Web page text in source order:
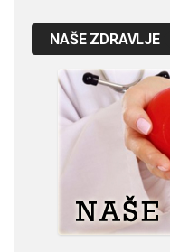
NAŠE ZDRAVLJE